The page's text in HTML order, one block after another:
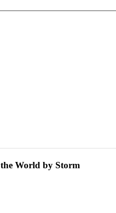
World by Storm